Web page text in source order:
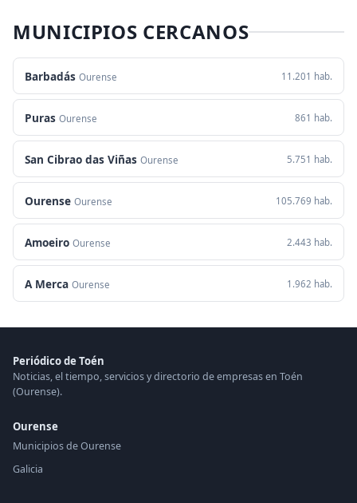
MUNICIPIOS CERCANOS
Barbadás Ourense 11.201 hab.
Puras Ourense 861 hab.
San Cibrao das Viñas Ourense 5.751 hab.
Ourense Ourense 105.769 hab.
Amoeiro Ourense 2.443 hab.
A Merca Ourense 1.962 hab.
Periódico de Toén
Noticias, el tiempo, servicios y directorio de empresas en Toén
(Ourense).
Ourense
Municipios de Ourense
Galicia